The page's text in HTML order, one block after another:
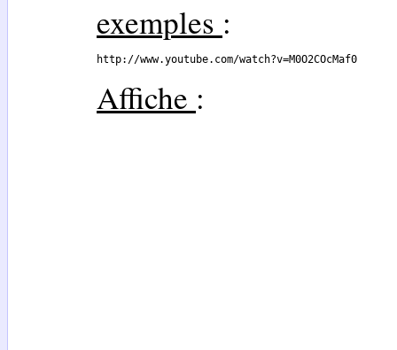
exemples :
http://www.youtube.com/watch?v=M0O2COcMaf0
Affiche :